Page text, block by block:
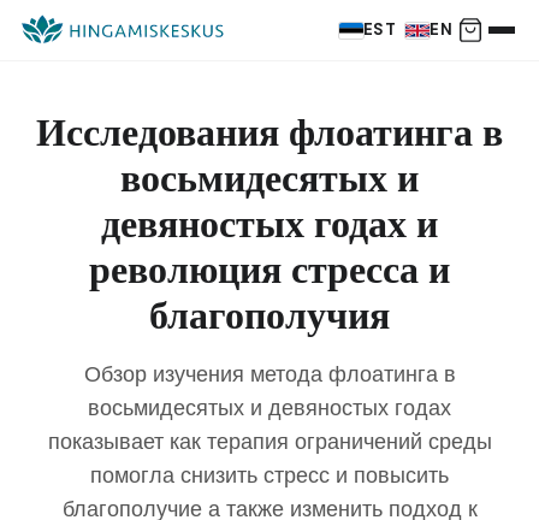
EST EN
Исследования флоатинга в
восьмидесятых и
девяностых годах и
революция стресса и
благополучия
Обзор изучения метода флоатинга в
восьмидесятых и девяностых годах
показывает как терапия ограничений среды
помогла снизить стресс и повысить
благополучие а также изменить подход к